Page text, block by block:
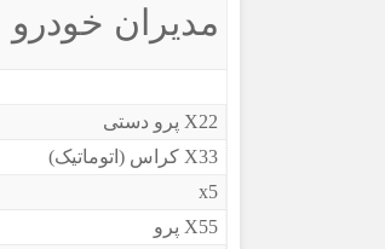
مدیران خودرو
X22 پرو دستی
X33 کراس (اتوماتیک)
x5
X55 پرو